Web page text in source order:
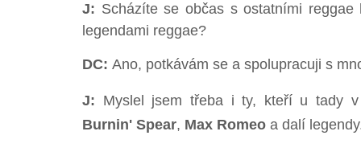
J: Scházíte se občas s ostatními reggae
legendami reggae?
DC: Ano, potkávám se a spolupracuji s
J: Myslel jsem třeba i ty, kteří u tady
Burnin' Spear, Max Romeo a dalí